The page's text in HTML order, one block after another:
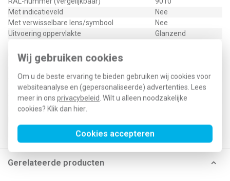
Wij gebruiken cookies
Om u de beste ervaring te bieden gebruiken wij cookies voor
websiteanalyse en (gepersonaliseerde) advertenties. Lees
meer in ons privacybeleid . Wilt u alleen noodzakelijke
cookies? Klik dan hier
Cookies accepteren
Met indicatieveld
Nee
Met verwisselbare lens/symbool
Nee
Uitvoering oppervlakte
Glanzend
Geschikt voor bussysteem-toetsaansluiting
Aftastsymbool / barrièrevrij
Antibacteriële behandeling
Nee
Type / SKU (MPN)
11357009
EAN (GTIN-13)
Gerelateerde producten